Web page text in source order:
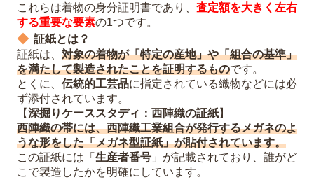
これらは着物の身分証明書であり、 査定額を大きく左右
する重要な要素の1つです。
証紙とは？
証紙は、 対象の着物が「特定の産地」や「組合の基準」
を満たして製造されたことを証明するものです。
とくに、 伝統的工芸品に指定されている織物などには必
ず添付されています。
【深掘りケーススタディ：西陣織の証紙】
西陣織の帯には、西陣織工業組合が発行するメガネのよ
うな形をした「メガネ型証紙」が貼付されています。
この証紙には「 生産者番号 」が記載されており、誰がど
こで製造したかを明確にしています。